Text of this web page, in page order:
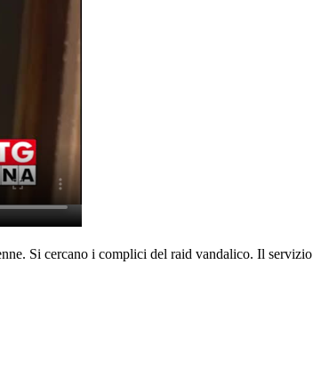
Si cercano i complici del raid vandalico. Il